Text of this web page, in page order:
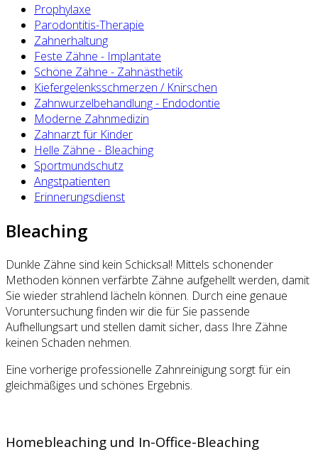
Prophylaxe
Parodontitis-Therapie
Zahnerhaltung
Feste Zähne - Implantate
Schöne Zähne - Zahnästhetik
Kiefergelenksschmerzen / Knirschen
Zahnwurzelbehandlung - Endodontie
Moderne Zahnmedizin
Zahnarzt für Kinder
Helle Zähne - Bleaching
Sportmundschutz
Angstpatienten
Erinnerungsdienst
Bleaching
Dunkle Zähne sind kein Schicksal! Mittels schonender
Methoden können verfärbte Zähne aufgehellt werden, damit
Sie wieder strahlend lächeln können. Durch eine genaue
Voruntersuchung finden wir die für Sie passende
Aufhellungsart und stellen damit sicher, dass Ihre Zähne
keinen Schaden nehmen.
Eine vorherige professionelle Zahnreinigung sorgt für ein
gleichmäßiges und schönes Ergebnis.
Homebleaching und In-Office-Bleaching